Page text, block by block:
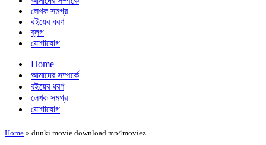
লেখক সমগ্র
বইয়ের ধরণ
ব্লগ
যোগাযোগ
Home
আমাদের সম্পর্কে
বইয়ের ধরণ
লেখক সমগ্র
যোগাযোগ
Home » dunki movie download mp4moviez